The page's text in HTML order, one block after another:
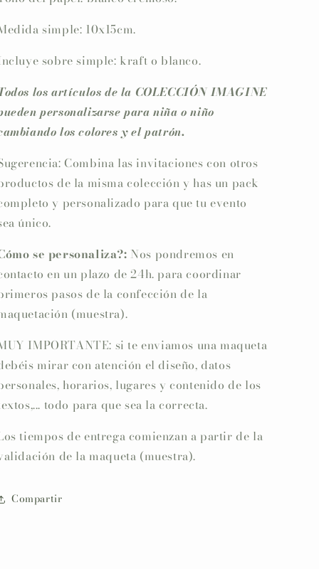
simple: 10x15cm.
sobre simple: kraft o blanco.
los artículos de la COLECCIÓN IMAGINE
personalizarse para niña o niño
los colores y el patrón.
Combina las invitaciones con otros
de la misma colección y has un pack
y personalizado para que tu evento
único.
se personaliza?: Nos pondremos en
en un plazo de 24h. para coordinar
pasos de la confección de la
(muestra).
IMPORTANTE: si te enviamos una maqueta
mirar con atención el diseño, datos
horarios, lugares y contenido de los
todo para que sea la correcta.
tiempos de entrega comienzan a partir de la
de la maqueta (muestra).
Compartir